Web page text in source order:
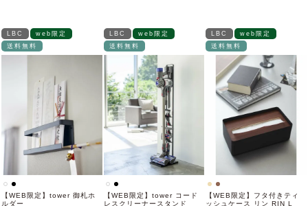
LBC
web限定
送料無料
【WEB限定】tower 御札ホ
ルダー
LBC
web限定
送料無料
【WEB限定】tower コード
レスクリーナースタンド
LBC
web限定
送料無料
【WEB限定】フタ付きティ
ッシュケース リン RIN L